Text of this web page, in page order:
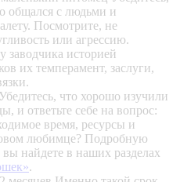
общался с людьми и
Посмотрите, не
или агрессию.
заводчика историей
их темперамент, заслуги,
Убедитесь, что хорошо изучили
и ответьте себе на вопрос:
время, ресурсы и
любимце? Подробную
найдете в наших разделах
.